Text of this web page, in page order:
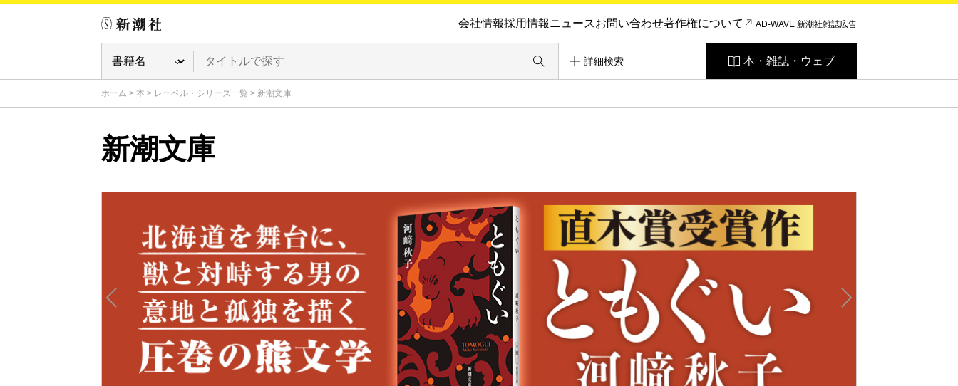
会社情報採用情報ニュースお問い合わせ著作権について AD-WAVE 新潮社雑誌広告
詳細検索 本・雑誌・ウェブ
ホーム > 本 > レーベル・シリーズ一覧 > 新潮文庫
新潮文庫